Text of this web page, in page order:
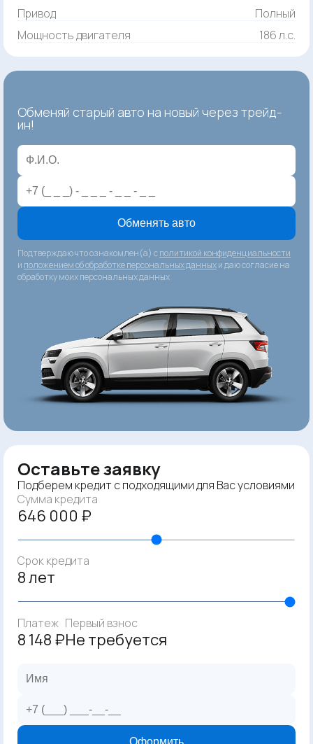
Привод
Полный
Мощность двигателя
186 л.с.
Обменяй старый авто на новый через трейд-
ин!
Обменять авто
Подтверждаю что ознакомлен(а) сполитикой конфиденциальности
и положением об обработке персональных данныхи даю согласие на
обработку моих персональных данных
Оставьте заявку
Подберем кредит с подходящими для Вас условиями
Сумма кредита
646 000 ₽
Срок кредита
8 лет
Платеж
8 148 ₽
Первый взнос
Не требуется
Оформить